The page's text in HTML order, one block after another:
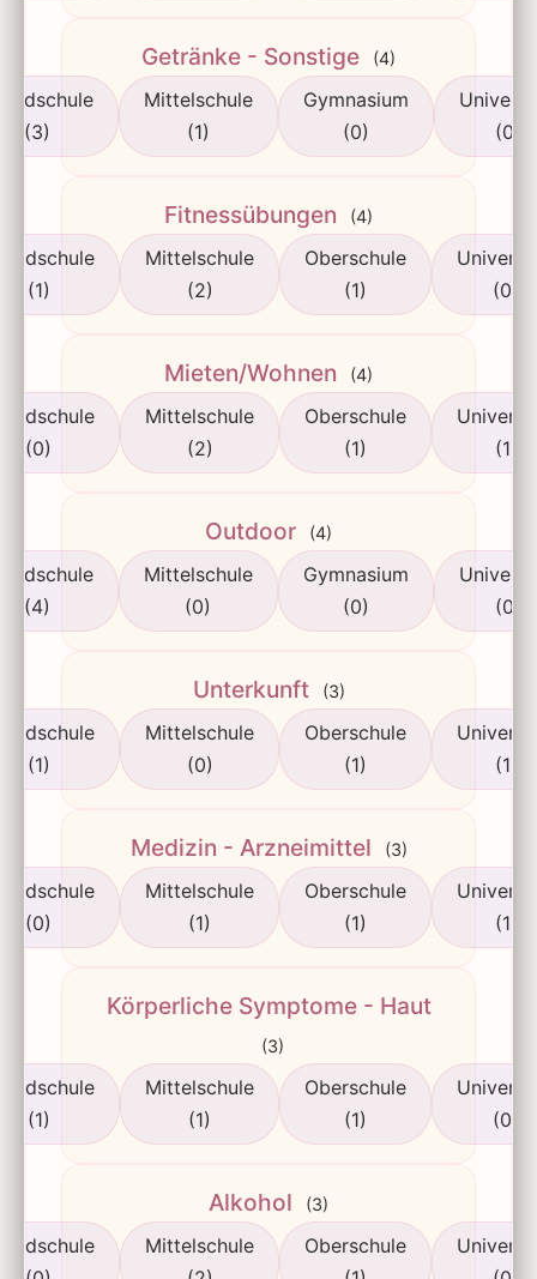
Getränke - Sonstige (4)
(3)
Mittelschule
(1)
Gymnasium
(0)
(0)
Fitnessübungen (4)
(1)
Mittelschule
(2)
Oberschule
(1)
(0)
Mieten/Wohnen (4)
(0)
Mittelschule
(2)
Oberschule
(1)
(1)
Outdoor (4)
(4)
Mittelschule
(0)
Gymnasium
(0)
(0)
Unterkunft (3)
(1)
Mittelschule
(0)
Oberschule
(1)
(1)
Medizin - Arzneimittel (3)
(0)
Mittelschule
(1)
Oberschule
(1)
(1)
Körperliche Symptome - Haut
(3)
(1)
Mittelschule
(1)
Oberschule
(1)
(0)
Alkohol (3)
Mittelschule
Oberschule